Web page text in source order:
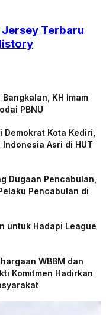
Jersey Terbaru
KH Imam
PBNU
Kota Kediri,
Asri di HUT
Dugaan Pencabulan,
Pencabulan di
untuk Hadapi League
WBBM dan
Komitmen Hadirkan